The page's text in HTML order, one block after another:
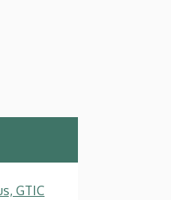
GTIC